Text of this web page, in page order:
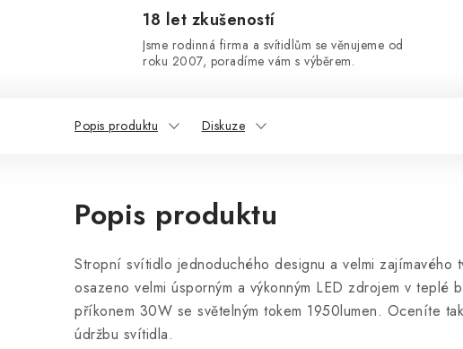
18 let zkušeností
Jsme rodinná firma a svítidlům se věnujeme od
roku 2007, poradíme vám s výběrem.
Popis produktu Diskuze
Popis produktu
Stropní svítidlo jednoduchého designu a velmi zajímavého
osazeno velmi úsporným a výkonným LED zdrojem v teplé
příkonem 30W se světelným tokem 1950lumen. Oceníte
údržbu svítidla.